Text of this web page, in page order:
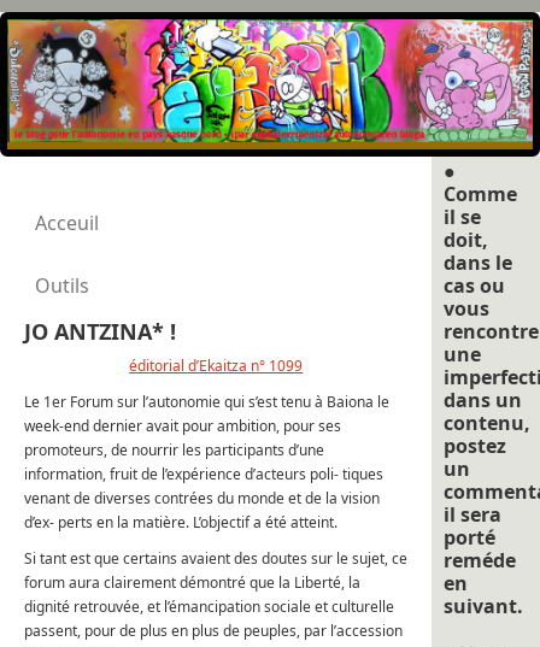
Acceuil
Outils
JO ANTZINA* !
éditorial d’Ekaitza n° 1099
Le 1er Forum sur l’autonomie qui s’est tenu à Baiona le
week-end dernier avait pour ambition, pour ses
promoteurs, de nourrir les participants d’une
information, fruit de l’expérience d’acteurs poli- tiques
venant de diverses contrées du monde et de la vision
d’ex- perts en la matière. L’objectif a été atteint.
Si tant est que certains avaient des doutes sur le sujet, ce
forum aura clairement démontré que la Liberté, la
dignité retrouvée, et l’émancipation sociale et culturelle
passent, pour de plus en plus de peuples, par l’accession
●
Comme
il se
doit,
dans le
cas ou
vous
une
dans un
contenu,
postez
un
il sera
porté
reméde
en
suivant.